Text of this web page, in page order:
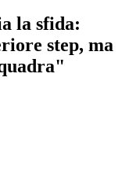
la sfida:
step, ma